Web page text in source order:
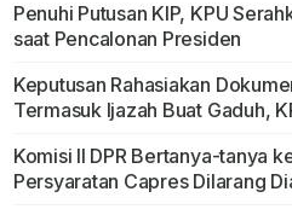
Penuhi Putusan KIP, KPU
saat Pencalonan Presiden
Keputusan Rahasiakan
Termasuk Ijazah Buat Gaduh,
Komisi II DPR Bertanya-tanya
Persyaratan Capres Dilarang